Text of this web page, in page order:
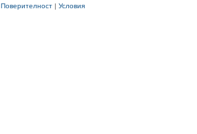
Поверителност | Условия